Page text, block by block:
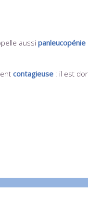
aussi panleucopénie
contagieuse : il est